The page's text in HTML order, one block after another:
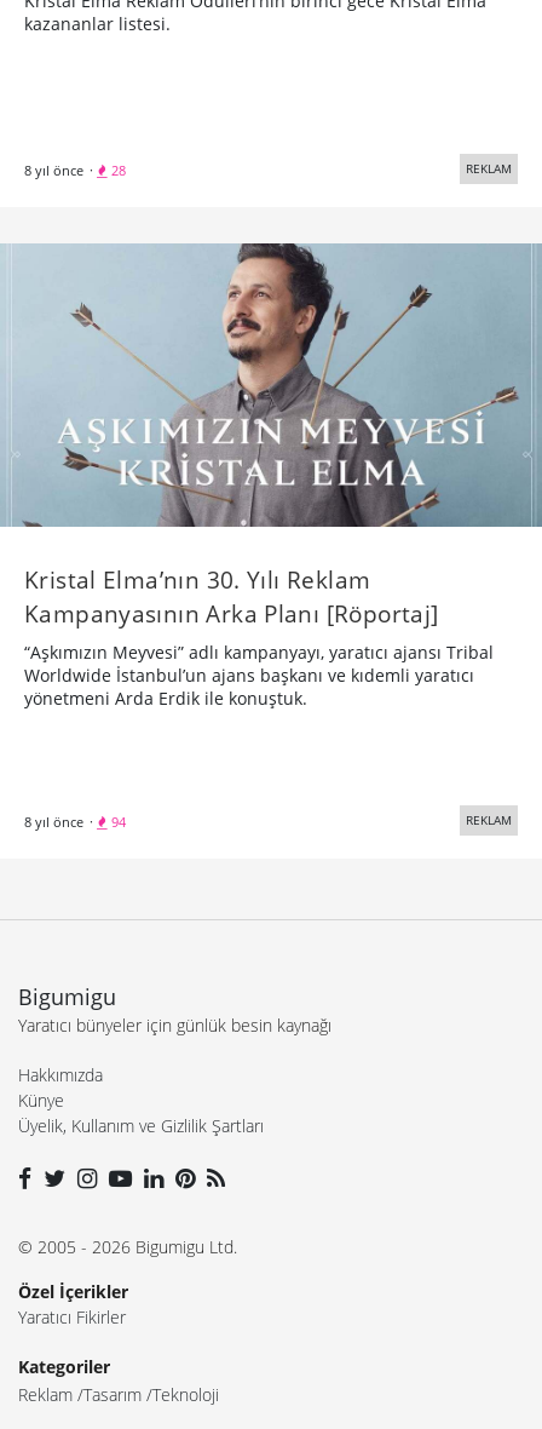
kazananlar listesi.
8 yıl önce · 28 REKLAM
Kristal Elma’nın 30. Yılı Reklam
Kampanyasının Arka Planı [Röportaj]
“Aşkımızın Meyvesi” adlı kampanyayı, yaratıcı ajansı Tribal
Worldwide İstanbul’un ajans başkanı ve kıdemli yaratıcı
yönetmeni Arda Erdik ile konuştuk.
8 yıl önce · 94 REKLAM
Bigumigu
Yaratıcı bünyeler için günlük besin kaynağı
Hakkımızda
Künye
Üyelik, Kullanım ve Gizlilik Şartları
© 2005 - 2026 Bigumigu Ltd.
Özel İçerikler
Yaratıcı Fikirler
Kategoriler
Reklam Tasarım Teknoloji